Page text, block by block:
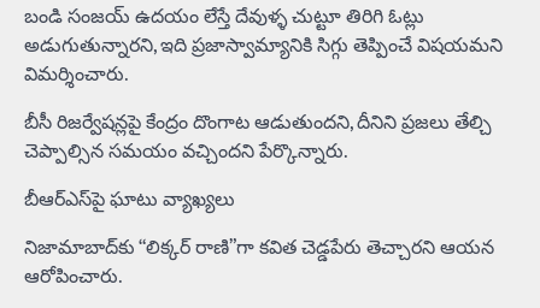
బండి సంజయ్ ఉదయం లేస్తే దేవుళ్ళ చుట్టూ తిరిగి ఓట్లు
అడుగుతున్నారని, ఇది ప్రజాస్వామ్యానికి సిగ్గు తెప్పించే విషయమని
విమర్శించారు.
బీసీ రిజర్వేషన్లపై కేంద్రం దొంగాట ఆడుతుందని, దీనిని ప్రజలు తేల్చి
చెప్పాల్సిన సమయం వచ్చిందని పేర్కొన్నారు.
బీఆర్‌ఎస్‌పై ఘాటు వ్యాఖ్యలు
నిజామాబాద్‌కు “లిక్కర్ రాణి”గా కవిత చెడ్డపేరు తెచ్చారని ఆయన
ఆరోపించారు.